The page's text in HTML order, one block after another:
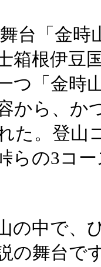
台「金時
箱根伊豆
つ「金時
から、か
た。登山
らの3コ
の中で、
の舞台で